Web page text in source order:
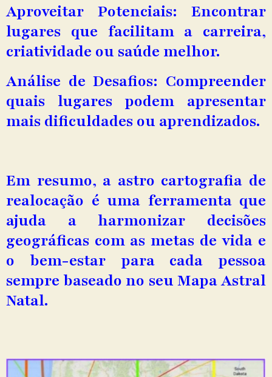
Aproveitar Potenciais: Encontrar
lugares que facilitam a carreira,
criatividade ou saúde melhor.
Análise de Desafios: Compreender
quais lugares podem apresentar
mais dificuldades ou aprendizados.
Em resumo, a astro cartografia de
realocação é uma ferramenta que
ajuda a harmonizar decisões
geográficas com as metas de vida e
o bem-estar para cada pessoa
sempre baseado no seu Mapa Astral
Natal.